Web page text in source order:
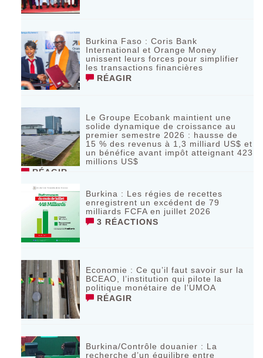
Burkina Faso : Coris Bank
International et Orange Money
unissent leurs forces pour simplifier
les transactions financières
RÉAGIR
Le Groupe Ecobank maintient une
solide dynamique de croissance au
premier semestre 2026 : hausse de
15 % des revenus à 1,3 milliard US$ et
un bénéfice avant impôt atteignant 423
millions US$
RÉAGIR
Burkina : Les régies de recettes
enregistrent un excédent de 79
milliards FCFA en juillet 2026
3 RÉACTIONS
Economie : Ce qu’il faut savoir sur la
BCEAO, l’institution qui pilote la
politique monétaire de l’UMOA
RÉAGIR
Burkina/Contrôle douanier : La
recherche d’un équilibre entre